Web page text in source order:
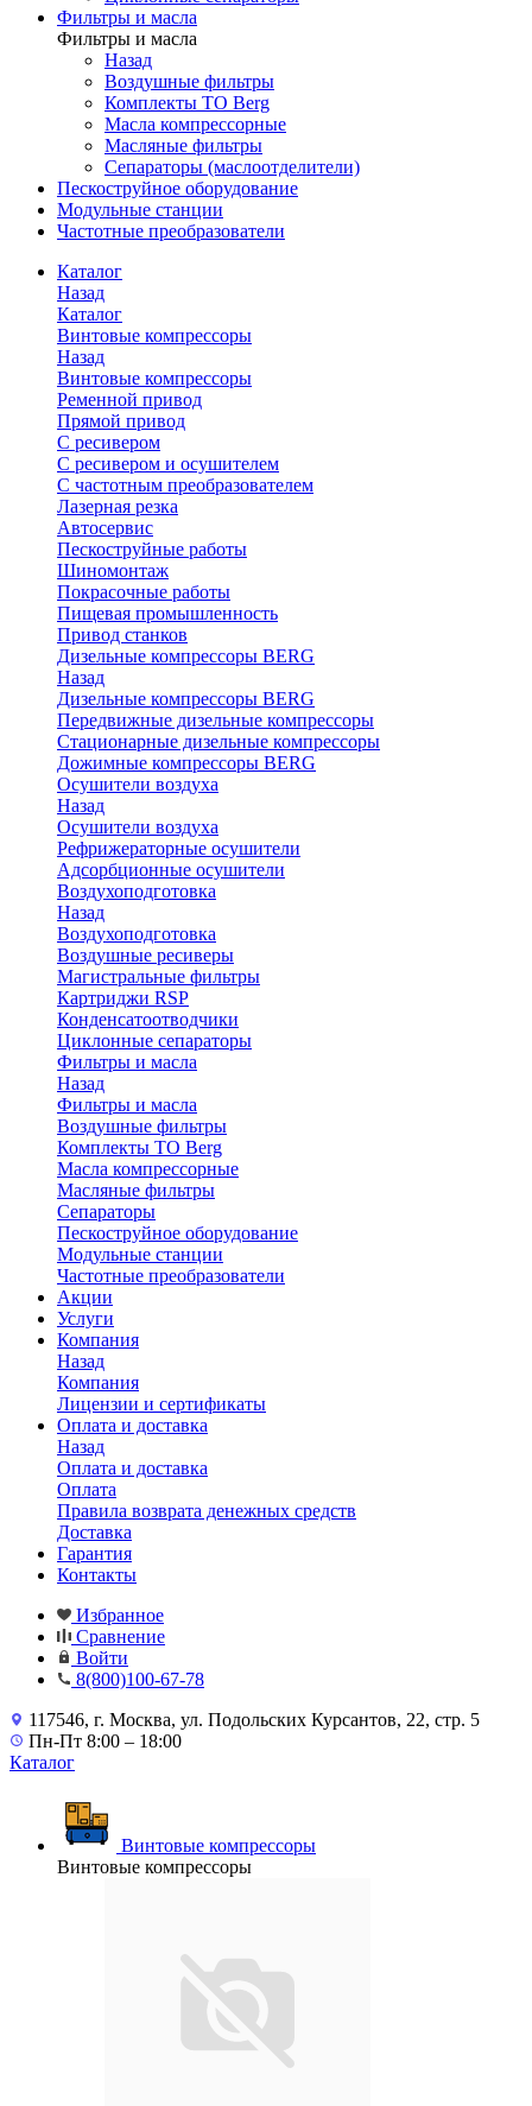
Фильтры и масла
Фильтры и масла
Назад
Воздушные фильтры
Комплекты ТО Berg
Масла компрессорные
Масляные фильтры
Сепараторы (маслоотделители)
Пескоструйное оборудование
Модульные станции
Частотные преобразователи
Каталог
Назад
Каталог
Винтовые компрессоры
Назад
Винтовые компрессоры
Ременной привод
Прямой привод
С ресивером
С ресивером и осушителем
С частотным преобразователем
Лазерная резка
Автосервис
Пескоструйные работы
Шиномонтаж
Покрасочные работы
Пищевая промышленность
Привод станков
Дизельные компрессоры BERG
Назад
Дизельные компрессоры BERG
Передвижные дизельные компрессоры
Стационарные дизельные компрессоры
Дожимные компрессоры BERG
Осушители воздуха
Назад
Осушители воздуха
Рефрижераторные осушители
Адсорбционные осушители
Воздухоподготовка
Назад
Воздухоподготовка
Воздушные ресиверы
Магистральные фильтры
Картриджи RSP
Конденсатоотводчики
Циклонные сепараторы
Фильтры и масла
Назад
Фильтры и масла
Воздушные фильтры
Комплекты ТО Berg
Масла компрессорные
Масляные фильтры
Сепараторы
Пескоструйное оборудование
Модульные станции
Частотные преобразователи
Акции
Услуги
Компания
Назад
Компания
Лицензии и сертификаты
Оплата и доставка
Назад
Оплата и доставка
Оплата
Правила возврата денежных средств
Доставка
Гарантия
Контакты
Избранное
Сравнение
Войти
8(800)100-67-78
117546, г. Москва, ул. Подольских Курсантов, 22, стр. 5
Пн-Пт 8:00 – 18:00
Каталог
Винтовые компрессоры
Винтовые компрессоры